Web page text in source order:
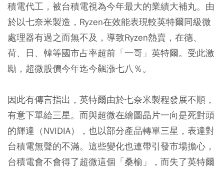
積電代工，被台積電視為今年最大的業績大補丸。由
於以七奈米製造，Ryzen在效能表現較英特爾同級微
處理器有過之而無不及，導致Ryzen熱賣，在德、
荷、日、韓等國市占率超前「一哥」英特爾。受此激
勵，超微股價今年迄今飆漲七八％。
因此有傳言指出，英特爾由於七奈米製程發展不順，
有意下單給三星。而與超微在繪圖晶片一向是死對頭
的輝達（NVIDIA），也以部分產品轉單三星，表達對
台積電無聲的不滿。這些變化也連帶引發市場擔心，
台積電會不會得了超微這個「桑榆」，而失了英特爾